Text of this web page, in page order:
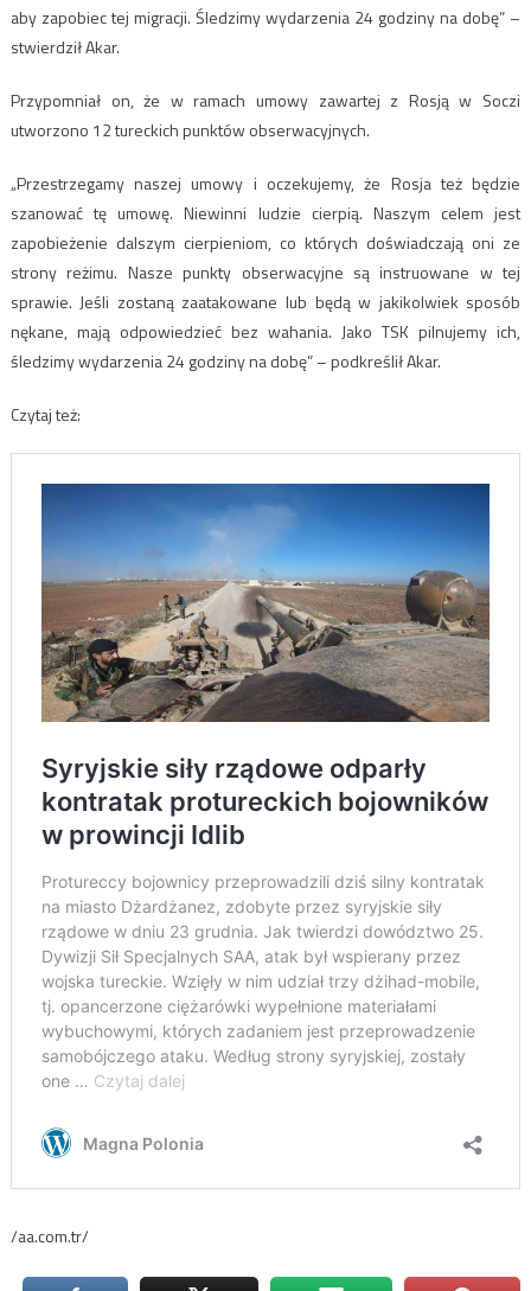
aby zapobiec tej migracji. Śledzimy wydarzenia 24 godziny na dobę” –
stwierdził Akar.
Przypomniał on, że w ramach umowy zawartej z Rosją w Soczi
utworzono 12 tureckich punktów obserwacyjnych.
„Przestrzegamy naszej umowy i oczekujemy, że Rosja też będzie
szanować tę umowę. Niewinni ludzie cierpią. Naszym celem jest
zapobieżenie dalszym cierpieniom, co których doświadczają oni ze
strony reżimu. Nasze punkty obserwacyjne są instruowane w tej
sprawie. Jeśli zostaną zaatakowane lub będą w jakikolwiek sposób
nękane, mają odpowiedzieć bez wahania. Jako TSK pilnujemy ich,
śledzimy wydarzenia 24 godziny na dobę” – podkreślił Akar.
Czytaj też:
/aa.com.tr/